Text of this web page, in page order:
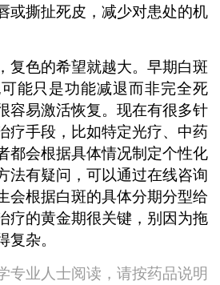
或撕扯死皮，减少对患处的机
复色的希望就越大。早期白斑
能只是功能减退而非完全死
容易激活恢复。现在有很多针
疗手段，比如特定光疗、中药
都会根据具体情况制定个性化
法有疑问，可以通过在线咨询
会根据白斑的具体分期分型给
疗的黄金期很关键，别因为拖
复杂。
专业人士阅读，请按药品说明